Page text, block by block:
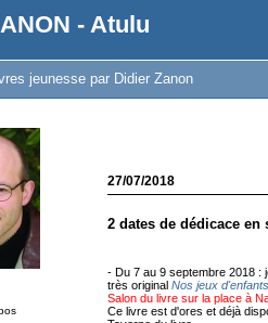
- Atulu
jeunesse par Didier Zanon
27/07/2018
2 dates de dédicace en
- Du 7 au 9 septembre 2018 :
très original Nos jeux
Salon du livre sur la place à
Ce livre est d'ores et déjà